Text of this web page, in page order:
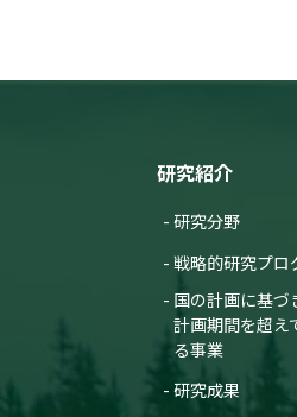
研究紹介
研究分野
戦略的研究プロ
国の計画に基づ
計画期間を超え
る事業
研究成果